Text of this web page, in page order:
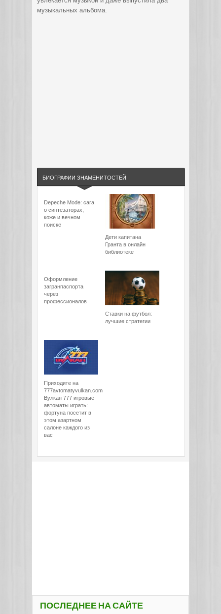
музыкальных альбома.
БИОГРАФИИ ЗНАМЕНИТОСТЕЙ
Depeche Mode: сага
о синтезаторах,
коже и вечном
поиске
Дети капитана
Гранта в онлайн
библиотеке
Оформление
загранпаспорта
через
профессионалов
Ставки на футбол:
лучшие стратегии
Приходите на
777avtomatyvulkan.com
Вулкан 777 игровые
автоматы играть:
фортуна посетит в
этом азартном
салоне каждого из
вас
ПОСЛЕДНЕЕ НА САЙТЕ